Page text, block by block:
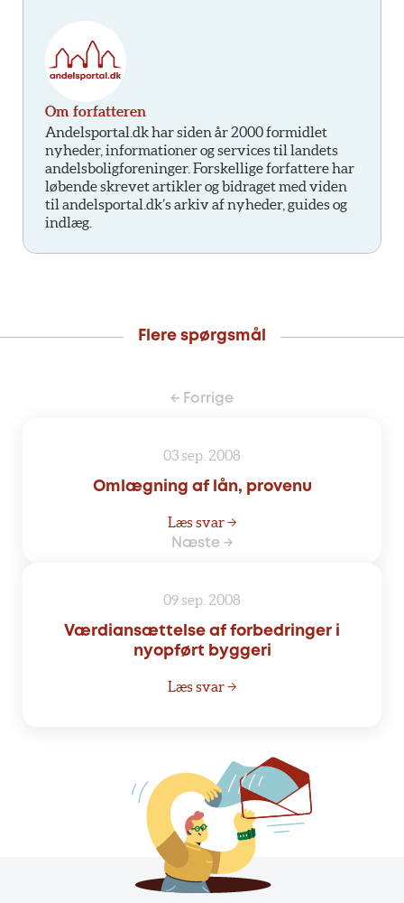
Om forfatteren
Andelsportal.dk har siden år 2000 formidlet
nyheder, informationer og services til landets
andelsboligforeninger. Forskellige forfattere har
løbende skrevet artikler og bidraget med viden
til andelsportal.dk’s arkiv af nyheder, guides og
indlæg.
Flere spørgsmål
← Forrige
03 sep. 2008
Omlægning af lån, provenu
Læs svar →
Næste →
09 sep. 2008
Værdiansættelse af forbedringer i
nyopført byggeri
Læs svar →